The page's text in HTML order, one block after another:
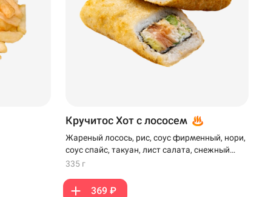
Кручитос Хот с лососем
Жареный лосось, рис, соус фирменный, нори,
соус спайс, такуан, лист салата, снежный
краб, моцарелла, кляр и панко
335 г
369 ₽